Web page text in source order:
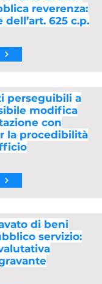
reverenza:
625 c.p.
perseguibili a
modifica
con
la procedibilità
di beni
servizio: